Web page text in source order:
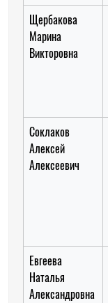
Щербакова
Марина
Викторовна
Соклаков
Алексей
Алексеевич
Евгеева
Наталья
Александровна